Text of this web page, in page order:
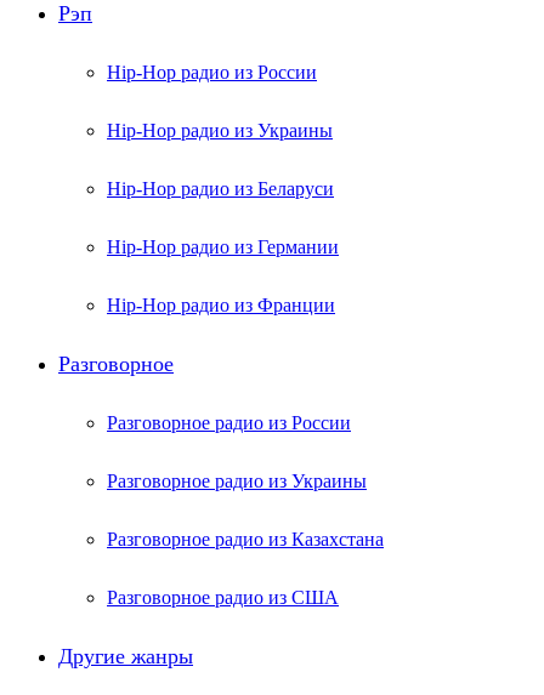
Рэп
Hip-Hop радио из России
Hip-Hop радио из Украины
Hip-Hop радио из Беларуси
Hip-Hop радио из Германии
Hip-Hop радио из Франции
Разговорное
Разговорное радио из России
Разговорное радио из Украины
Разговорное радио из Казахстана
Разговорное радио из США
Другие жанры